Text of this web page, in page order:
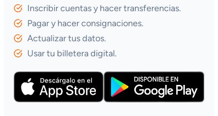
Inscribir cuentas y hacer transferencias.
Pagar y hacer consignaciones.
Actualizar tus datos.
Usar tu billetera digital.